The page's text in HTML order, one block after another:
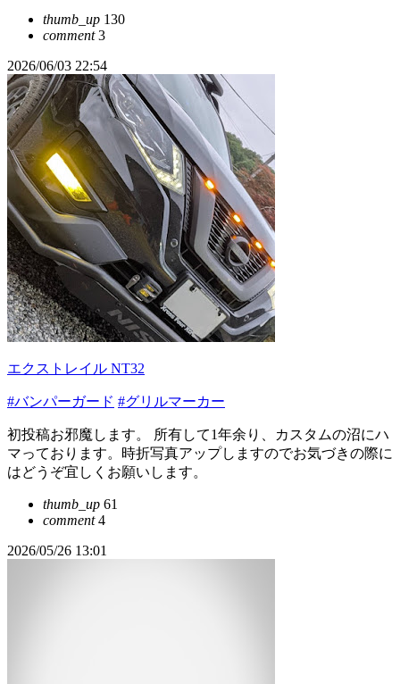
thumb_up 130
comment3
2026/06/03 22:54
エクストレイル NT32
#バンパーガード #グリルマーカー
初投稿お邪魔します。 所有して1年余り、カスタムの沼にハ
マっております。時折写真アップしますのでお気づきの際に
はどうぞ宜しくお願いします。
thumb_up 61
comment4
2026/05/26 13:01